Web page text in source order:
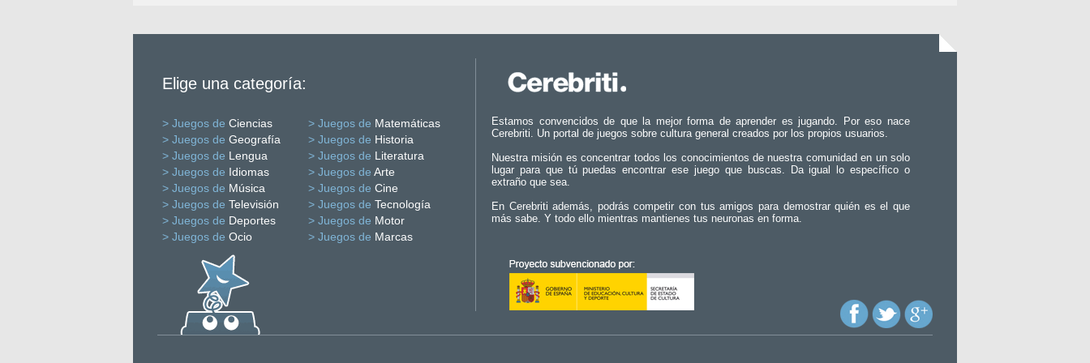
Elige una categoría:
> Juegos de Ciencias > Juegos de Matemáticas
> Juegos de Geografía > Juegos de Historia
> Juegos de Lengua > Juegos de Literatura
> Juegos de Idiomas > Juegos de Arte
> Juegos de Música > Juegos de Cine
> Juegos de Televisión > Juegos de Tecnología
> Juegos de Deportes > Juegos de Motor
> Juegos de Ocio > Juegos de Marcas
Estamos convencidos de que la mejor forma de aprender es jugando. Por eso nace
Cerebriti. Un portal de juegos sobre cultura general creados por los propios usuarios.
Nuestra misión es concentrar todos los conocimientos de nuestra comunidad en un solo
lugar para que tú puedas encontrar ese juego que buscas. Da igual lo específico o
extraño que sea.
En Cerebriti además, podrás competir con tus amigos para demostrar quién es el que
más sabe. Y todo ello mientras mantienes tus neuronas en forma.